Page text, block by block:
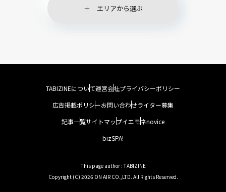
エリアから選ぶ
TABIZINEについて運営会社プライバシーポリシー
広告掲載ポリシーお問い合わせライター募集
記事一覧サイトマップイエモネnovice
bizSPA!
This page author : TABIZINE
Copyright (C) 2026 ON AIR CO.,LTD. All Rights Reserved.